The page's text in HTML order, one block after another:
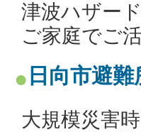
津波ハザー
ご家庭でご
日向市避
大規模災害